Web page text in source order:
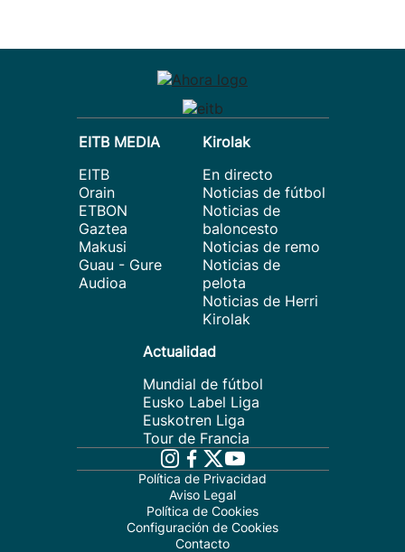
EITB MEDIA
EITB
Orain
ETBON
Gaztea
Makusi
Guau - Gure
Audioa
Kirolak
En directo
Noticias de fútbol
Noticias de
baloncesto
Noticias de remo
Noticias de
pelota
Noticias de Herri
Kirolak
Actualidad
Mundial de fútbol
Eusko Label Liga
Euskotren Liga
Tour de Francia
Política de Privacidad
Aviso Legal
Política de Cookies
Configuración de Cookies
Contacto